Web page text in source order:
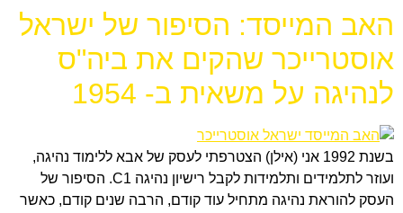
האב המייסד: הסיפור של ישראל
אוסטרייכר שהקים את ביה"ס
לנהיגה על משאית ב- 1954
בשנת 1992 אני (אילן) הצטרפתי לעסק של אבא ללימוד נהיגה,
ועוזר לתלמידים ותלמידות לקבל רישיון נהיגה C1. הסיפור של
העסק להוראת נהיגה מתחיל עוד קודם, הרבה שנים קודם, כאשר